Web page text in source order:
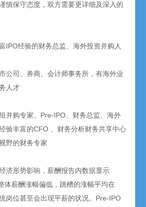
慎保守态度，双方需要更详细及深入的
IPO经验的财务总监、海外投资并购人
公司、券商、会计师事务所，有海外业
人才
并购专家、Pre-IPO、财务总监、海外
验丰富的CFO 、财务分析财务共享中心
野的财务专家
济形势影响，薪酬报告内数据显示
体薪酬涨幅偏低，跳槽的涨幅平均在
岗位甚至会出现平薪的状况。Pre-IPO